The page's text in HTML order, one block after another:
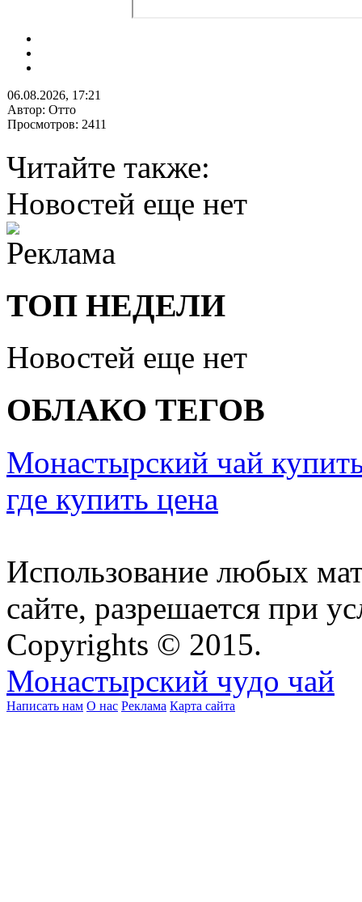
06.08.2026, 17:21
Автор: Отто
Просмотров: 2411
Читайте также:
Новостей еще нет
ТОП НЕДЕЛИ
Новостей еще нет
ОБЛАКО ТЕГОВ
Монастырский чай
где купить цена
Использование любых
сайте, разрешается при
Copyrights © 2015.
Монастырский чудо чай
Написать нам О нас Реклама Карта сайта